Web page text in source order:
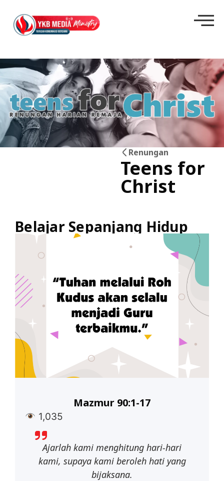
Renungan
Teens for
Christ
Belajar Sepanjang Hidup
1,035
Mazmur 90:1-17
Ajarlah kami menghitung hari-hari
kami, supaya kami beroleh hati yang
bijaksana.